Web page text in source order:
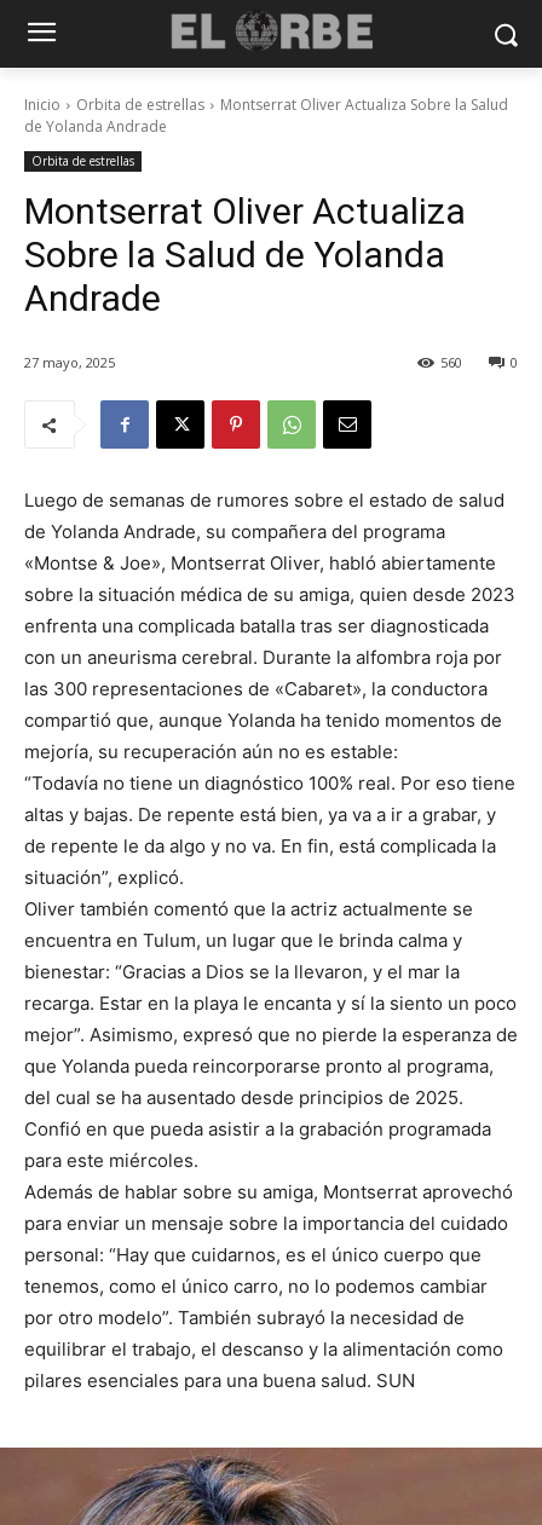
Inicio Orbita de estrellas
Montserrat Oliver Actualiza Sobre la Salud
de Yolanda Andrade
Orbita de estrellas
Montserrat Oliver Actualiza
Sobre la Salud de Yolanda
Andrade
27 mayo, 2025 0
560
Luego de semanas de rumores sobre el estado de salud
de Yolanda Andrade, su compañera del programa
«Montse & Joe», Montserrat Oliver, habló abiertamente
sobre la situación médica de su amiga, quien desde 2023
enfrenta una complicada batalla tras ser diagnosticada
con un aneurisma cerebral. Durante la alfombra roja por
las 300 representaciones de «Cabaret», la conductora
compartió que, aunque Yolanda ha tenido momentos de
mejoría, su recuperación aún no es estable:
“Todavía no tiene un diagnóstico 100% real. Por eso tiene
altas y bajas. De repente está bien, ya va a ir a grabar, y
de repente le da algo y no va. En fin, está complicada la
situación”, explicó.
Oliver también comentó que la actriz actualmente se
encuentra en Tulum, un lugar que le brinda calma y
bienestar: “Gracias a Dios se la llevaron, y el mar la
recarga. Estar en la playa le encanta y sí la siento un poco
mejor”. Asimismo, expresó que no pierde la esperanza de
que Yolanda pueda reincorporarse pronto al programa,
del cual se ha ausentado desde principios de 2025.
Confió en que pueda asistir a la grabación programada
para este miércoles.
Además de hablar sobre su amiga, Montserrat aprovechó
para enviar un mensaje sobre la importancia del cuidado
personal: “Hay que cuidarnos, es el único cuerpo que
tenemos, como el único carro, no lo podemos cambiar
por otro modelo”. También subrayó la necesidad de
equilibrar el trabajo, el descanso y la alimentación como
pilares esenciales para una buena salud. SUN